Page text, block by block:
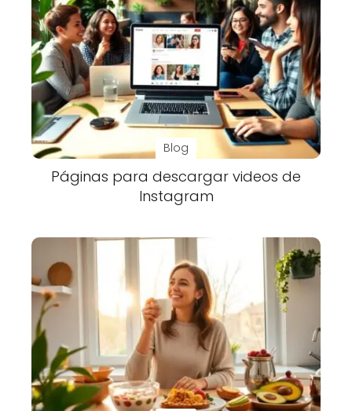
Blog
Páginas para descargar videos de
Instagram